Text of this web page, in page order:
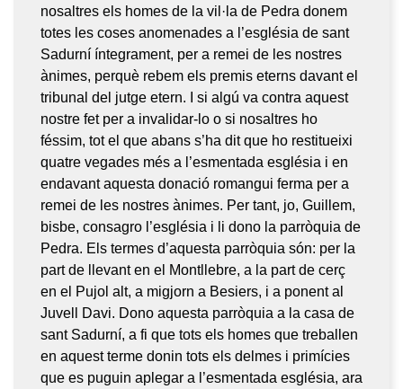
nosaltres els homes de la vil·la de Pedra donem
totes les coses anomenades a l’església de sant
Sadurní íntegrament, per a remei de les nostres
ànimes, perquè rebem els premis eterns davant el
tribunal del jutge etern. I si algú va contra aquest
nostre fet per a invalidar-lo o si nosaltres ho
féssim, tot el que abans s’ha dit que ho restitueixi
quatre vegades més a l’esmentada església i en
endavant aquesta donació romangui ferma per a
remei de les nostres ànimes. Per tant, jo, Guillem,
bisbe, consagro l’església i li dono la parròquia de
Pedra. Els termes d’aquesta parròquia són: per la
part de llevant en el Montllebre, a la part de cerç
en el Pujol alt, a migjorn a Besiers, i a ponent al
Juvell Davi. Dono aquesta parròquia a la casa de
sant Sadurní, a fi que tots els homes que treballen
en aquest terme donin tots els delmes i primícies
que es puguin aplegar a l’esmentada església, ara